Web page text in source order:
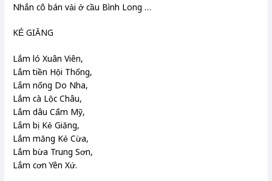
Nhắn cô bán vải ở cầu Bình Long …
KẺ GIĂNG
Lắm ló Xuân Viên,
Lắm tiền Hội Thống,
Lắm nống Do Nha,
Lắm cà Lộc Châu,
Lắm dâu Cẩm Mỹ,
Lắm bị Kẻ Giăng,
Lắm măng Kẻ Cừa,
Lắm bừa Trung Sơn,
Lắm cơn Yên Xứ.